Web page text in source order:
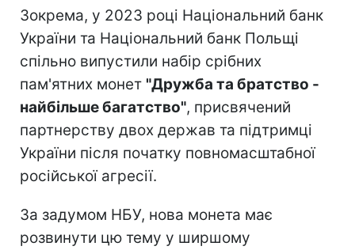
Зокрема, у 2023 році Національний банк
України та Національний банк Польщі
спільно випустили набір срібних
пам'ятних монет "Дружба та братство -
найбільше багатство", присвячений
партнерству двох держав та підтримці
України після початку повномасштабної
російської агресії.
За задумом НБУ, нова монета має
розвинути цю тему у ширшому